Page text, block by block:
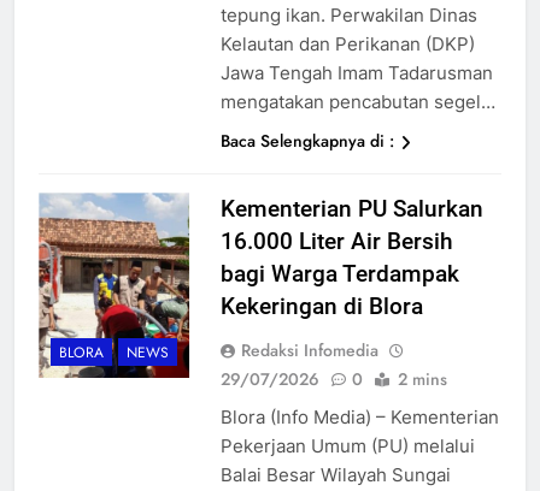
tepung ikan. Perwakilan Dinas
Kelautan dan Perikanan (DKP)
Jawa Tengah Imam Tadarusman
mengatakan pencabutan segel…
Baca Selengkapnya di :
BLORA NEWS
Kementerian PU Salurkan
16.000 Liter Air Bersih
bagi Warga Terdampak
Kekeringan di Blora
Redaksi Infomedia
29/07/2026
0 2 mins
Blora (Info Media) – Kementerian
Pekerjaan Umum (PU) melalui
Balai Besar Wilayah Sungai